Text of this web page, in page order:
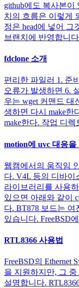
github에도 복사본이
치의 흐름은 이렇게
정은 head에 넣어 그
브랜치에 반영합니
fdclone 소개
편리한 파일러 1. 준
오류가 발생하면 6.
우는 wget 커맨드 대
생하면 다시 make한
make한다. 작업 디
motion에 uvc 대응
웹캠에서의 움직임
다. V4L 등의 디바이
라이브러리를 사용
있으면 아래와 같이
다. BT878 보드는 여
있습니다. FreeBSD
RTL8366 사용법
FreeBSD의 Ethernet
을 지원하지만, 그 중
설명합니다.